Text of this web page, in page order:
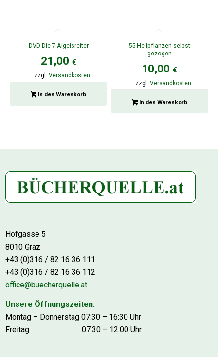
DVD Die 7 Aigelsreiter
21,00 €
zzgl.Versandkosten
In den Warenkorb
55 Heilpflanzen selbst
gezogen
10,00€
zzgl. Versandkosten
In den Warenkorb
Hofgasse 5
8010 Graz
+43 (0)316 / 82 16 36 111
+43 (0)316 / 82 16 36 112
office@buecherquelle.at
Unsere Öffnungszeiten:
Montag – Donnerstag 07:30 – 16:30 Uhr
Freitag 07:30 – 12:00 Uhr